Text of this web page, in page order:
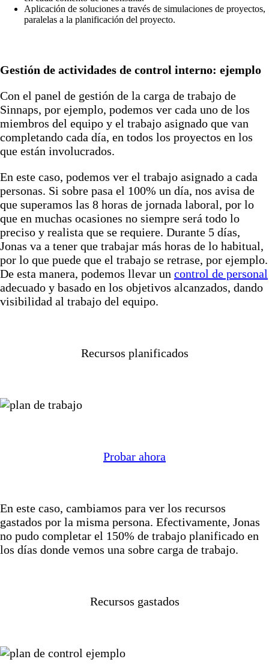
Aplicación de soluciones a través de simulaciones de proyectos,
paralelas a la planificación del proyecto.
Gestión de actividades de control interno: ejemplo
Con el panel de gestión de la carga de trabajo de
Sinnaps, por ejemplo, podemos ver cada uno de los
miembros del equipo y el trabajo asignado que van
completando cada día, en todos los proyectos en los
que están involucrados.
En este caso, podemos ver el trabajo asignado a cada
personas. Si sobre pasa el 100% un día, nos avisa de
que superamos las 8 horas de jornada laboral, por lo
que en muchas ocasiones no siempre será todo lo
preciso y realista que se requiere. Durante 5 días,
Jonas va a tener que trabajar más horas de lo habitual,
por lo que puede que el trabajo se retrase, por ejemplo.
De esta manera, podemos llevar un control de personal
adecuado y basado en los objetivos alcanzados, dando
visibilidad al trabajo del equipo.
Recursos planificados
Probar ahora
En este caso, cambiamos para ver los recursos
gastados por la misma persona. Efectivamente, Jonas
no pudo completar el 150% de trabajo planificado en
los días donde vemos una sobre carga de trabajo.
Recursos gastados